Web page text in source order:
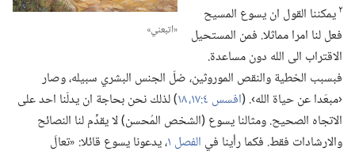
‏«اتبعني»‏
٢يمكننا القول ان يسوع المسيح
فعل لنا امرا مماثلا.‏ فمن المستحيل
الاقتراب الى الله دون مساعدة.‏
فبسبب الخطية والنقص الموروثين،‏ ضلّ الجنس البشري سبيله،‏ وصار
‹مبعَدا عن حياة الله›.‏ (‏افسس ٤:‏​١٧،‏ ١٨
‏)‏ لذلك نحن بحاجة ان يدلّنا احد على
الاتجاه الصحيح.‏ ومثالنا يسوع (‏الشخص المُحسن)‏ لا يقدِّم لنا النصائح
والارشادات فقط.‏ فكما رأينا في الفصل ١ ‏،‏ يدعونا يسوع قائلا:‏ «تعالَ